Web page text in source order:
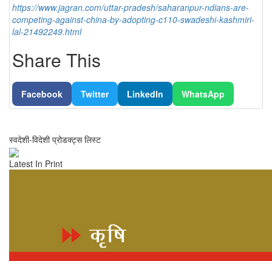
https://www.jagran.com/uttar-pradesh/saharanpur-ndians-are-
competing-against-china-by-adopting-c110-swadeshi-kashmiri-
lal-21492249.html
Share This
Facebook Twitter LinkedIn WhatsApp
स्वदेशी-विदेशी प्रोडक्ट्स लिस्ट
Latest In Print